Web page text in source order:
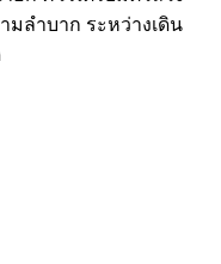
มลำบาก ระหว่างเดิน